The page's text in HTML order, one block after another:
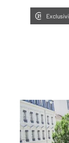
LYON
90 m2 , 3
Ref :